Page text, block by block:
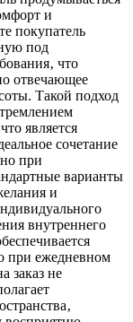
и
покупатель
под
что
отвечающее
Такой подход
является
сочетание
при
варианты
и
внутреннего
при ежедневном
заказ не